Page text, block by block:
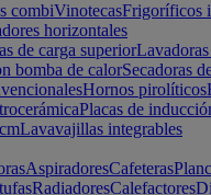
combiVinotecasFrigoríficos
horizontales
de carga superior
bomba de calorSecadoras
Hornos pirolíticos
Placas de
Lavavajillas integrables
AspiradoresCafeteras
RadiadoresCalefactores